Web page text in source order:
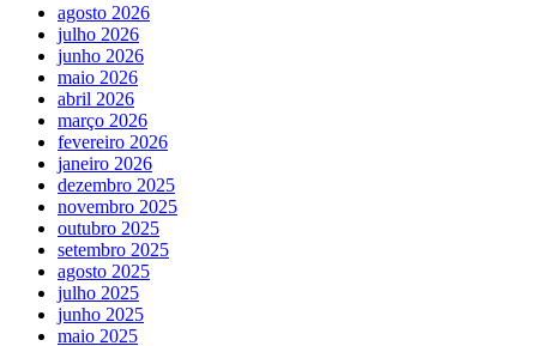
agosto 2026
julho 2026
junho 2026
maio 2026
abril 2026
março 2026
fevereiro 2026
janeiro 2026
dezembro 2025
novembro 2025
outubro 2025
setembro 2025
agosto 2025
julho 2025
junho 2025
maio 2025